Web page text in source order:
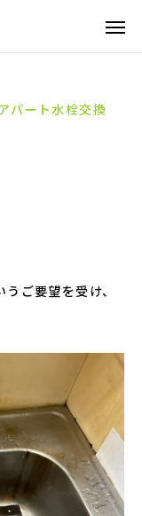
パート水栓交換
ご要望を受け、